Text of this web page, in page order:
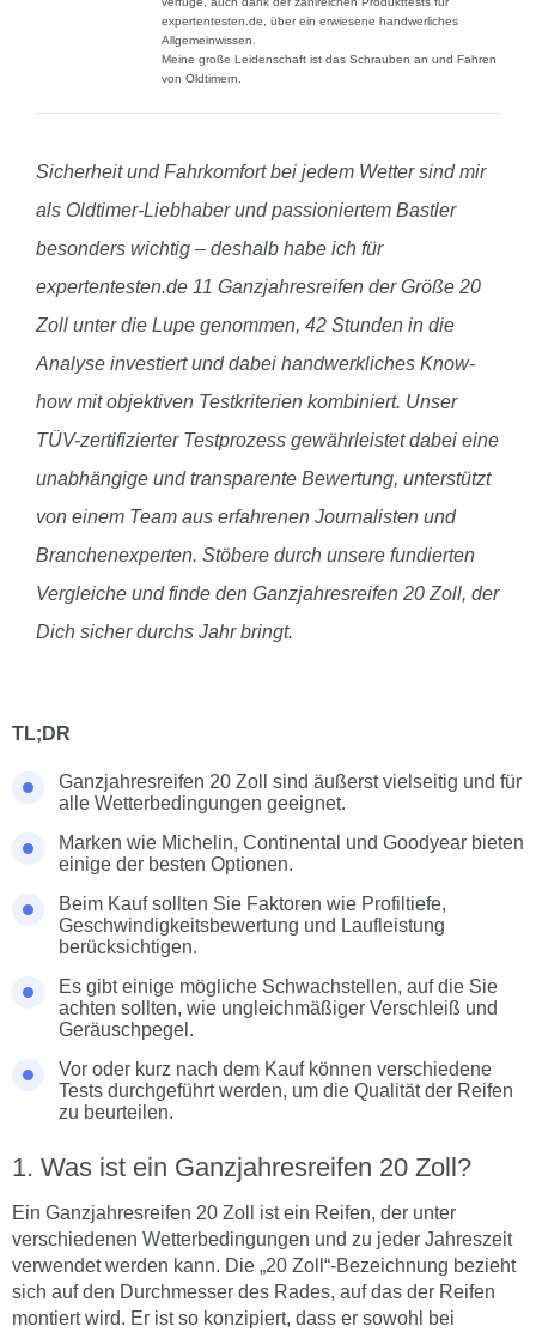
expertentesten.de, über ein erwiesene handwerliches
Allgemeinwissen.
Meine große Leidenschaft ist das Schrauben an und Fahren
von Oldtimern.
Sicherheit und Fahrkomfort bei jedem Wetter sind mir
als Oldtimer-Liebhaber und passioniertem Bastler
besonders wichtig – deshalb habe ich für
expertentesten.de 11 Ganzjahresreifen der Größe 20
Zoll unter die Lupe genommen, 42 Stunden in die
Analyse investiert und dabei handwerkliches Know-
how mit objektiven Testkriterien kombiniert. Unser
TÜV-zertifizierter Testprozess gewährleistet dabei eine
unabhängige und transparente Bewertung, unterstützt
von einem Team aus erfahrenen Journalisten und
Branchenexperten. Stöbere durch unsere fundierten
Vergleiche und finde den Ganzjahresreifen 20 Zoll, der
Dich sicher durchs Jahr bringt.
TL;DR
Ganzjahresreifen 20 Zoll sind äußerst vielseitig und für
alle Wetterbedingungen geeignet.
Marken wie Michelin, Continental und Goodyear bieten
einige der besten Optionen.
Beim Kauf sollten Sie Faktoren wie Profiltiefe,
Geschwindigkeitsbewertung und Laufleistung
berücksichtigen.
Es gibt einige mögliche Schwachstellen, auf die Sie
achten sollten, wie ungleichmäßiger Verschleiß und
Geräuschpegel.
Vor oder kurz nach dem Kauf können verschiedene
Tests durchgeführt werden, um die Qualität der Reifen
zu beurteilen.
Was ist ein Ganzjahresreifen 20 Zoll?
Ein Ganzjahresreifen 20 Zoll ist ein Reifen, der unter
verschiedenen Wetterbedingungen und zu jeder Jahreszeit
verwendet werden kann. Die „20 Zoll“-Bezeichnung bezieht
sich auf den Durchmesser des Rades, auf das der Reifen
montiert wird. Er ist so konzipiert, dass er sowohl bei